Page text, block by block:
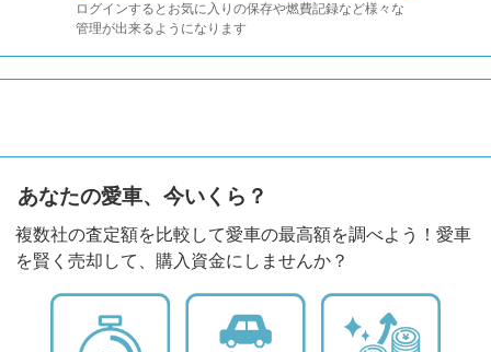
ログインするとお気に入りの保存や燃費記録など様々な
管理が出来るようになります
あなたの愛車、今いくら？
複数社の査定額を比較して愛車の最高額を調べよう！愛車
を賢く売却して、購入資金にしませんか？